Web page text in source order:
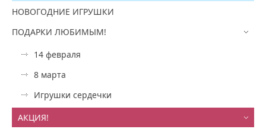
НОВОГОДНИЕ ИГРУШКИ
ПОДАРКИ ЛЮБИМЫМ!
14 февраля
8 марта
Игрушки сердечки
АКЦИЯ!